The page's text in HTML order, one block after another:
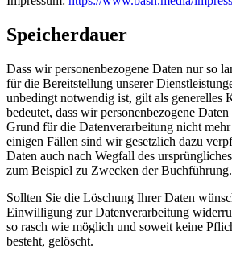
Speicherdauer
Dass wir personenbezogene Daten nur so
für die Bereitstellung unserer
unbedingt notwendig ist, gilt als generelles
bedeutet, dass wir personenbezogene
Grund für die Datenverarbeitung nicht
einigen Fällen sind wir gesetzlich dazu
Daten auch nach Wegfall des
zum Beispiel zu Zwecken der Buchführung.
Sollten Sie die Löschung Ihrer Daten
Einwilligung zur Datenverarbeitung
so rasch wie möglich und soweit keine
besteht, gelöscht.